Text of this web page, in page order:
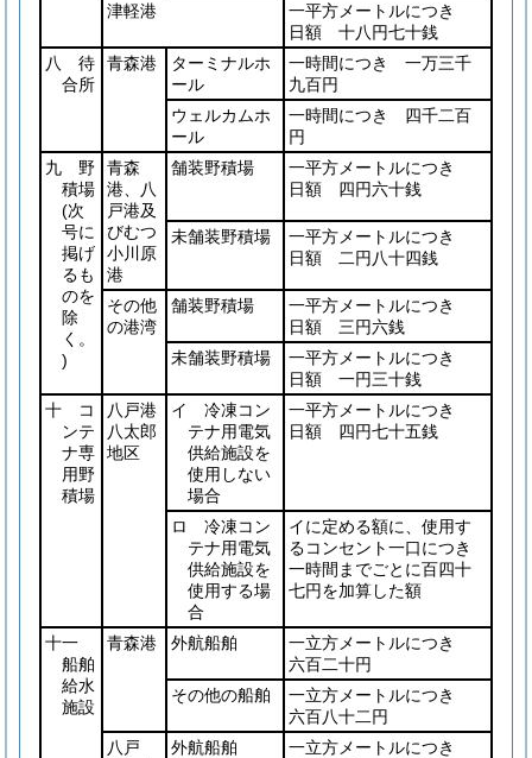
津軽港
一平方メートルにつき
日額 十八円七十銭
八 待
合所
青森港
ターミナルホ
ール
一時間につき 一万三千
九百円
ウェルカムホ
ール
一時間につき 四千二百
円
九 野
積場
(次
号に
掲げ
るも
のを
除
く。
)
青森
港、八
戸港及
びむつ
小川原
港
舗装野積場
一平方メートルにつき
日額 四円六十銭
未舗装野積場
一平方メートルにつき
日額 二円八十四銭
その他
の港湾
舗装野積場
一平方メートルにつき
日額 三円六銭
未舗装野積場
一平方メートルにつき
日額 一円三十銭
十 コ
ンテ
ナ専
用野
積場
八戸港
八太郎
地区
イ 冷凍コン
テナ用電気
供給施設を
使用しない
場合
一平方メートルにつき
日額 四円七十五銭
ロ 冷凍コン
テナ用電気
供給施設を
使用する場
合
イに定める額に、使用す
るコンセント一口につき
一時間までごとに百四十
七円を加算した額
十一
船舶
給水
施設
青森港 外航船舶
一立方メートルにつき
六百二十円
その他の船舶
一立方メートルにつき
六百八十二円
八戸
外航船舶
一立方メートルにつき